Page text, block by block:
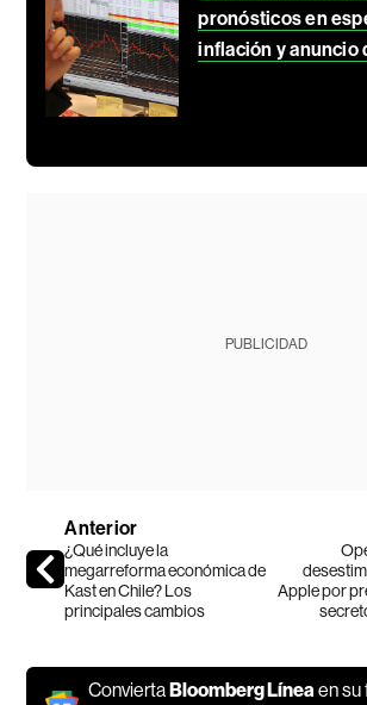
pronósticos en
inflación y anuncio
PUBLICIDAD
Anterior
¿Qué incluye la
megarreforma económica de
Kast en Chile? Los
principales cambios
Apple por
ConviertaBloomberg Línea en su